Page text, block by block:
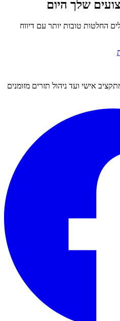
שלך היום
החלטות טובות יותר עם דיווח
אישי ועד ניהול תזרים מזומנים